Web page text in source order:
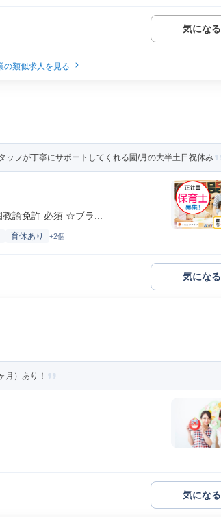
気になる
の類似求人を見る
フが丁寧にサポートしてくれる園/月の大半土日祝休み
諭免許 必須 ☆ブラ...
育休あり +2個
気になる
月）あり！
気になる